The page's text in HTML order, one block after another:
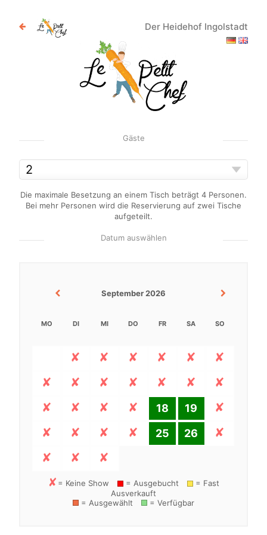
Der Heidehof Ingolstadt
Gäste
Die maximale Besetzung an einem Tisch beträgt 4 Personen.
Bei mehr Personen wird die Reservierung auf zwei Tische
aufgeteilt.
Datum auswählen
September 2026
MO DI MI DO FR SA SO
18
19
25
26
= Keine Show = Ausgebucht
= Fast
Ausverkauft
= Ausgewählt
= Verfügbar